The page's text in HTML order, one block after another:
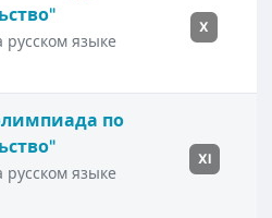
языке
X
по
языке
XI